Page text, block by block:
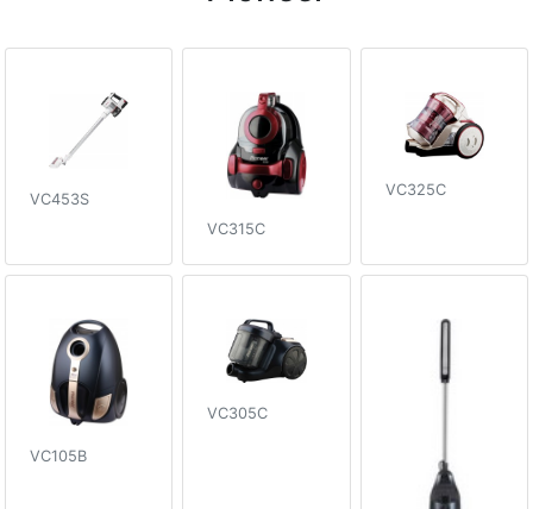
VC453S
VC315C
VC325C
VC105B
VC305C